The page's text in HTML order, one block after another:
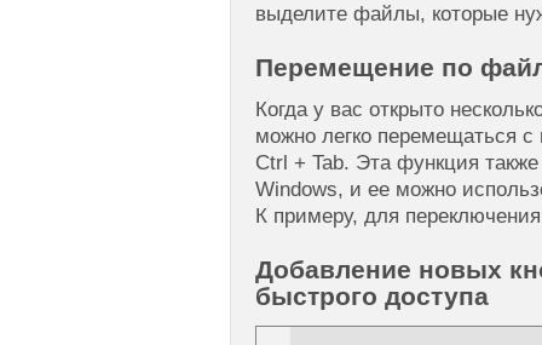
выделите файлы, которые
Перемещение по
Когда у вас открыто
можно легко перемещаться
Ctrl + Tab. Эта функция
Windows, и ее можно
К примеру, для
Добавление новых
быстрого доступа